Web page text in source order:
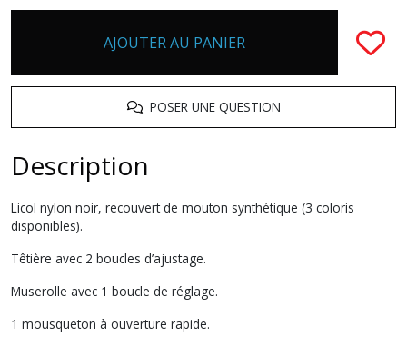
AJOUTER AU PANIER
POSER UNE QUESTION
Description
Licol nylon noir, recouvert de mouton synthétique (3 coloris
disponibles).
Têtière avec 2 boucles d’ajustage.
Muserolle avec 1 boucle de réglage.
1 mousqueton à ouverture rapide.